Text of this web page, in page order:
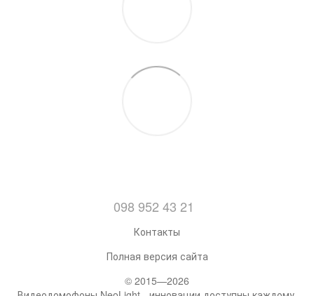
098 952 43 21
Контакты
Полная версия сайта
© 2015—2026